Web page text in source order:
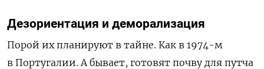
Дезориентация и деморализация
Порой их планируют в тайне. Как в 1974-м
в Португалии. А бывает, готовят почву для путча